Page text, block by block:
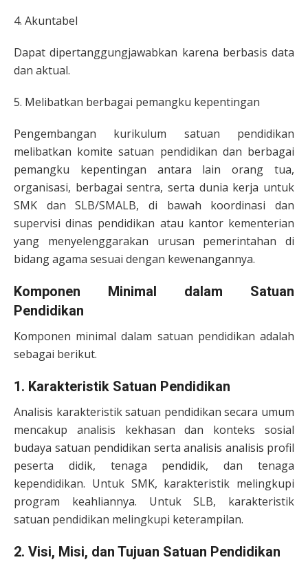
4. Akuntabel
Dapat dipertanggungjawabkan karena berbasis data
dan aktual.
5. Melibatkan berbagai pemangku kepentingan
Pengembangan kurikulum satuan pendidikan
melibatkan komite satuan pendidikan dan berbagai
pemangku kepentingan antara lain orang tua,
organisasi, berbagai sentra, serta dunia kerja untuk
SMK dan SLB/SMALB, di bawah koordinasi dan
supervisi dinas pendidikan atau kantor kementerian
yang menyelenggarakan urusan pemerintahan di
bidang agama sesuai dengan kewenangannya.
Komponen Minimal dalam Satuan
Pendidikan
Komponen minimal dalam satuan pendidikan adalah
sebagai berikut.
1. Karakteristik Satuan Pendidikan
Analisis karakteristik satuan pendidikan secara umum
mencakup analisis kekhasan dan konteks sosial
budaya satuan pendidikan serta analisis analisis profil
peserta didik, tenaga pendidik, dan tenaga
kependidikan. Untuk SMK, karakteristik melingkupi
program keahliannya. Untuk SLB, karakteristik
satuan pendidikan melingkupi keterampilan.
2. Visi, Misi, dan Tujuan Satuan Pendidikan